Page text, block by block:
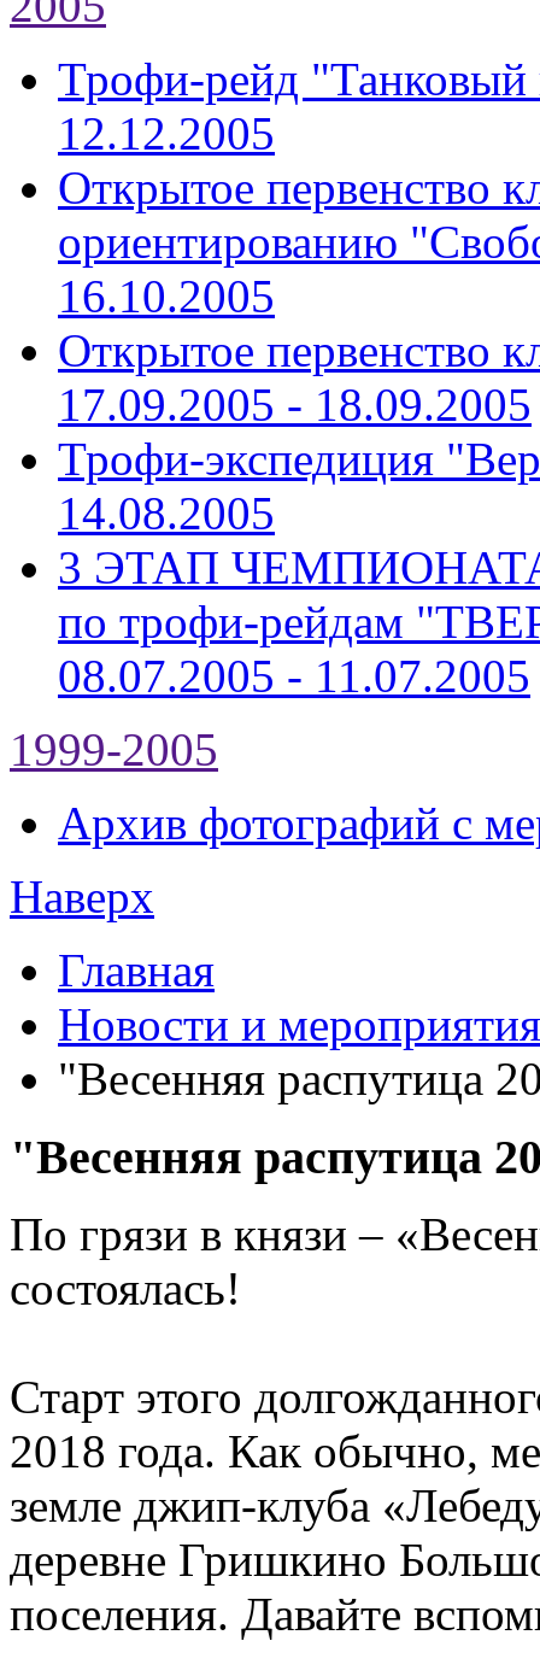
Трофи-рейд
12.12.2005
Открытое первенство
ориентированию
16.10.2005
Открытое первенство
17.09.2005 - 18.09.2005
Трофи-экспедиция
14.08.2005
3 ЭТАП
по трофи-рейдам
08.07.2005 - 11.07.2005
1999-2005
Архив фотографий с
Наверх
Главная
Новости и мероприятия
"Весенняя распутица
"Весенняя распутица
По грязи в князи –
состоялась!
Старт этого
2018 года. Как обычно,
земле джип-клуба
деревне Гришкино
поселения. Давайте